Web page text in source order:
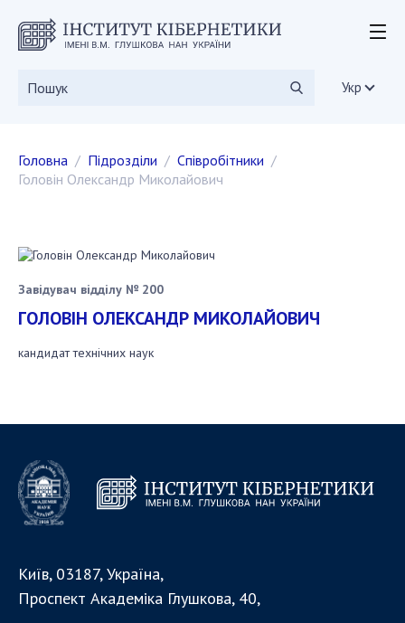
Укр
ІНСТИТУТ
Історія інституту
Вчена рада
Наукові ради
СКІТ
Вакансії
Державні закупівлі
Найважливіші результати
ПІДРОЗДІЛИ
Відділення математичної кібернетики та
системного аналізу
Відділення комп'ютерних засобів і систем
Головна Підрозділи
Cпівробітники
Головін Олександр Миколайович
Завідувач відділу № 200
ГОЛОВІН ОЛЕКСАНДР МИКОЛАЙОВИЧ
кандидат технічних наук
Київ, 03187, Україна,
Проспект Академіка Глушкова, 40,